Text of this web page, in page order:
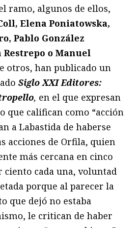
ramo, algunos de ellos,
Elena Poniatowska,
Pablo González
Restrepo o Manuel
otros, han publicado un
Siglo XXI Editores:
, en el que expresan
que califican como “acción
a Labastida de haberse
acciones de Orfila, quien
más cercana en cinco
ciento cada una, voluntad
porque al parecer la
que dejó no estaba
le critican de haber